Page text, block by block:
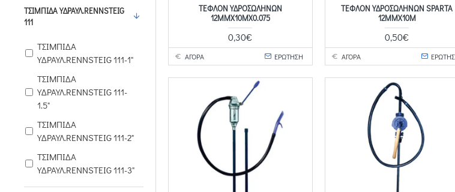
ΤΣΙΜΠΙΔΑ ΥΔΡΑΥΛ.RENNSTEIG
111
ΤΣΙΜΠΙΔΑ
ΥΔΡΑΥΛ.RENNSTEIG 111-1"
ΤΣΙΜΠΙΔΑ
ΥΔΡΑΥΛ.RENNSTEIG 111-
1.5"
ΤΣΙΜΠΙΔΑ
ΥΔΡΑΥΛ.RENNSTEIG 111-2"
ΤΣΙΜΠΙΔΑ
ΥΔΡΑΥΛ.RENNSTEIG 111-3"
ΤΣΙΜΠΙΔΑ
ΤΕΦΛΟΝ ΥΔΡΟΣΩΛΗΝΩΝ
12MMX10MX0.075
0,30€
ΑΓΟΡΑ ΕΡΩΤΗΣΗ
ΤΕΦΛΟΝ ΥΔΡΟΣΩΛΗΝΩΝ SPARTA
12MMX10M
0,50€
ΑΓΟΡΑ